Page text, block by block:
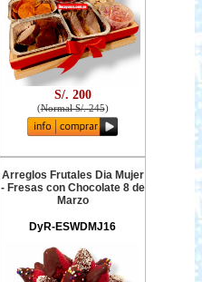
S/. 200
(Normal S/. 245)
Arreglos Frutales Dia Mujer
- Fresas con Chocolate 8 de
Marzo
DyR-ESWDMJ16